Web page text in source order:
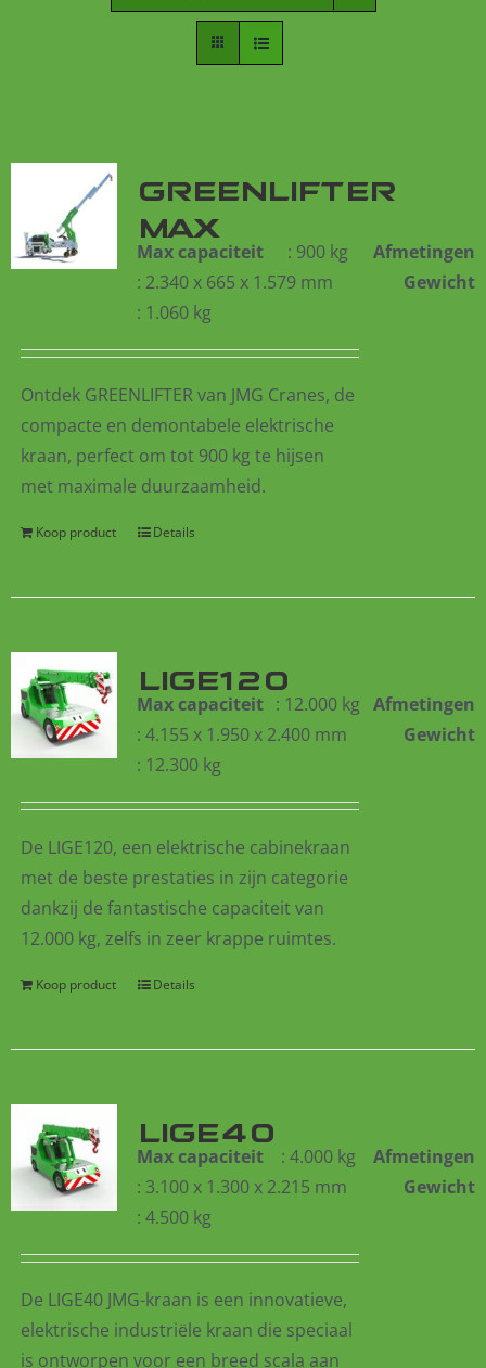
GREENLIFTER
MAX
Max capaciteit : 900 kg
Afmetingen
: 2.340 x 665 x 1.579 mm
Gewicht
: 1.060 kg
Ontdek GREENLIFTER van JMG Cranes, de
compacte en demontabele elektrische
kraan, perfect om tot 900 kg te hijsen
met maximale duurzaamheid.
Koop product Details
LIGE120
Max capaciteit : 12.000 kg Afmetingen
: 4.155 x 1.950 x 2.400 mm
Gewicht
: 12.300 kg
De LIGE120, een elektrische cabinekraan
met de beste prestaties in zijn categorie
dankzij de fantastische capaciteit van
12.000 kg, zelfs in zeer krappe ruimtes.
Koop product Details
LIGE40
Max capaciteit : 4.000 kg
Afmetingen
: 3.100 x 1.300 x 2.215 mm
Gewicht
: 4.500 kg
De LIGE40 JMG-kraan is een innovatieve,
elektrische industriële kraan die speciaal
is ontworpen voor een breed scala aan